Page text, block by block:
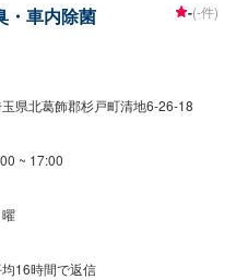
い。【代車について】無料代車
日】営業時間：8:30〜17:30定休
・車内除菌 -(-件)
県北葛飾郡杉戸町清地6-26-18
~ 17:00
曜
16時間で返信